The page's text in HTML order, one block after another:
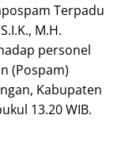
Terpadu
M.H.
personel
(Pospam)
Kabupaten
13.20 WIB.